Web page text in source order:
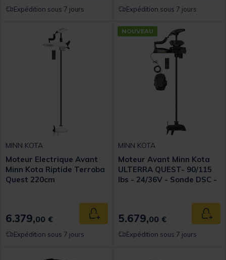
Expédition sous 7 jours Expédition sous 7 jours
MINN KOTA
Moteur Electrique Avant
Minn Kota Riptide Terroba
Quest 220cm
6.379,00 € Ajouter au panier
Expédition sous 7 jours
NOUVEAU
MINN KOTA
Moteur Avant Minn Kota
ULTERRA QUEST- 90/115
lbs - 24/36V - Sonde DSC -
5.679,00 €
Expédition sous 7 jours